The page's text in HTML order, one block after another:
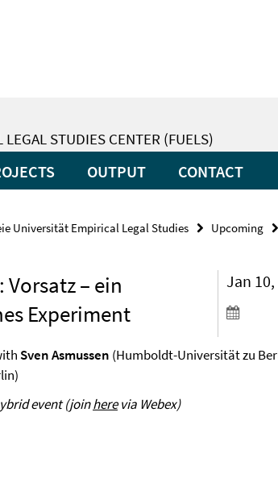
STUDIES CENTER (FUELS)
OUTPUT CONTACT
Universität Empirical Legal Studies Upcoming
– ein
Experiment
Jan 10,
Sven Asmussen (Humboldt-Universität zu
event (joinherevia Webex)